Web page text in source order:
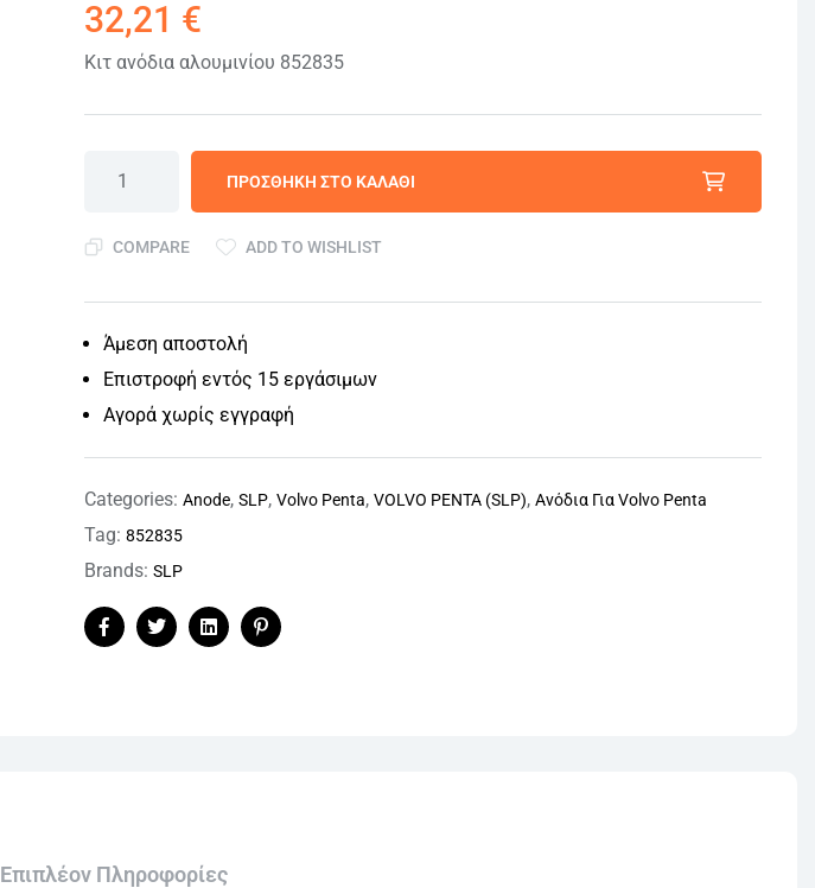
32,21 €
Κιτ ανόδια αλουμινίου 852835
ΠΡΟΣΘΉΚΗ ΣΤΟ ΚΑΛΆΘΙ
COMPARE ADD TO WISHLIST
Άμεση αποστολή
Επιστροφή εντός 15 εργάσιμων
Αγορά χωρίς εγγραφή
Categories:Anode,SLP,Volvo Penta,VOLVO PENTA (SLP),Ανόδια Για Volvo Penta
Tag:852835
Brands:SLP
FacebookTwitterLinkedinPinterest
Επιπλέον Πληροφορίες